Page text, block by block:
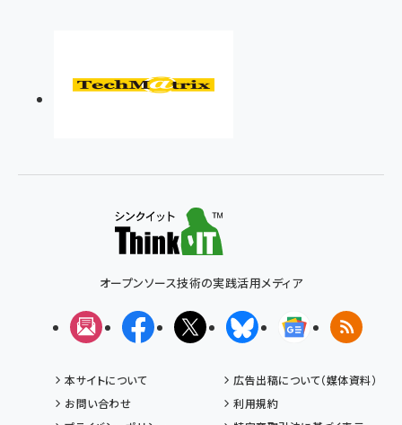
オープンソース技術の実践活用メディア
メルマガFacebookX(エックス)BlueskyGoogleニュ
RSS
本サイトについて
広告出稿について（媒体資料）
お問い合わせ
利用規約